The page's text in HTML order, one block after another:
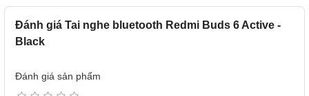
Đánh giá Tai nghe bluetooth Redmi Buds 6 Active -
Black
Đánh giá sản phẩm